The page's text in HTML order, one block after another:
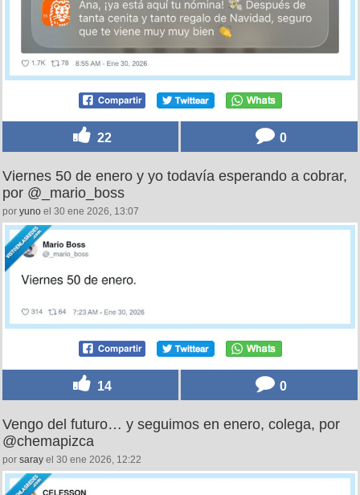
22 0
Viernes 50 de enero y yo todavía esperando a cobrar,
por @_mario_boss
por yuno el 30 ene 2026, 13:07
14 0
Vengo del futuro… y seguimos en enero, colega, por
@chemapizca
por saray el 30 ene 2026, 12:22